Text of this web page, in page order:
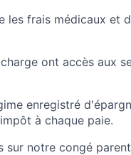
les frais médicaux et
ont accès aux
enregistré
à chaque paie.
sur notre congé